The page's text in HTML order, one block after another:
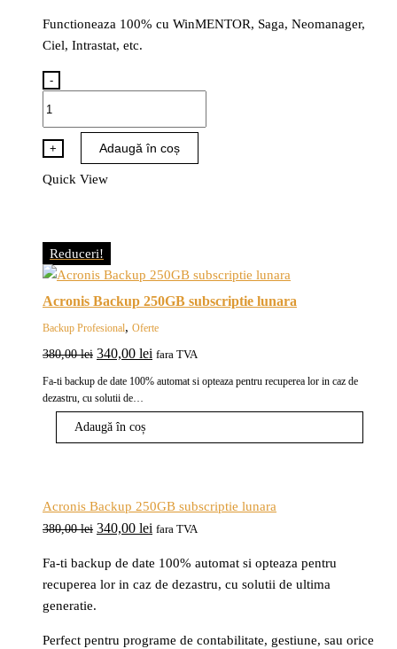
Functioneaza 100% cu WinMENTOR, Saga, Neomanager,
Ciel, Intrastat, etc.
-
Backup
150GB
subscriptie
+ Adaugă în coș
Quick View
Reduceri!
Acronis Backup 250GB subscriptie lunara
Backup Profesional, Oferte
380,00lei Prețul
inițial
a
fost:
380,00 lei.
340,00 lei Prețul
curent
fara TVA
Fa-ti backup de date 100% automat si opteaza pentru recuperea lor in caz de
dezastru, cu solutii de…
Adaugă în coș
Acronis Backup 250GB subscriptie lunara
380,00lei Prețul
a
fost:
340,00 lei Prețul
este:
340,00 lei.
fara TVA
Fa-ti backup de date 100% automat si opteaza pentru
recuperea lor in caz de dezastru, cu solutii de ultima
generatie.
Perfect pentru programe de contabilitate, gestiune, sau orice